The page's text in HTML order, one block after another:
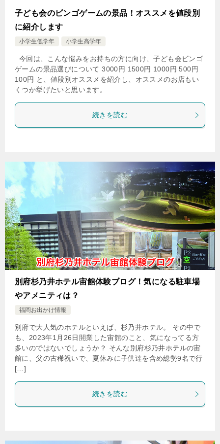
子ども会のビンゴゲームの景品！オススメを値段別
に紹介します
小学生低学年 小学生高学年
今回は、こんな悩みをお持ちの方に向け、子ども会ビンゴ
ゲームの景品選びについて 3000円 1500円 1000円 500円
100円 と、値段別オススメを紹介し、オススメのお店もい
くつか挙げたいと思います。
続きを読む
別府杉乃井ホテル宙館体験ブログ！気になる駐車場
やアメニティは？
福岡お出かけ情報
別府で大人気のホテルといえば、杉乃井ホテル。 その中で
も、2023年1月26日開業した宙館のこと、気になってる方
多いのではないでしょうか？ そんな別府杉乃井ホテルの宙
館に、父の古稀祝いで、夏休みに子供達を含め総勢9名で行
[…]
続きを読む